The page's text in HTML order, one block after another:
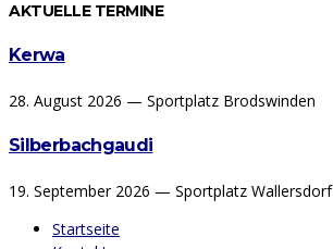
AKTUELLE TERMINE
Kerwa
28. August 2026 — Sportplatz Brodswinden
Silberbachgaudi
19. September 2026 — Sportplatz Wallersdorf
Startseite